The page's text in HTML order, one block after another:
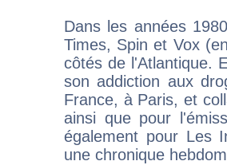
Dans les années
Times, Spin et Vox
côtés de l'Atlantique.
son addiction aux
France, à Paris, et
ainsi que pour
également pour Les
une chronique